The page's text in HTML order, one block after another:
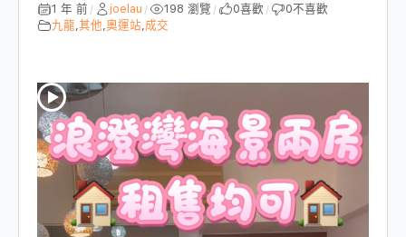
1 年 前 / joelau / 198 瀏覽 / 0喜歡 / 0不喜歡
九龍,其他,奧運站,成交